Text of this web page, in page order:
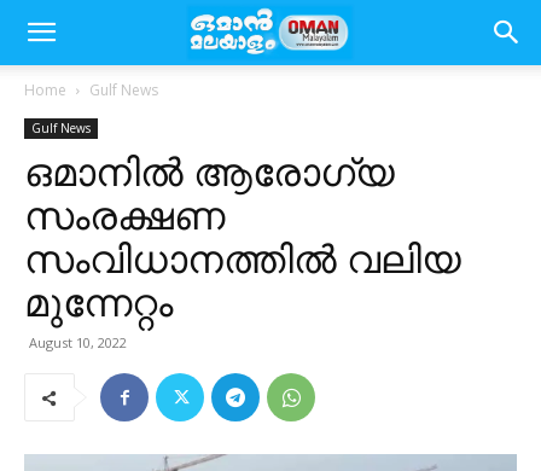
Home Gulf News
Gulf News
ഒമാനിൽ ആരോഗ്യ
സംരക്ഷണ
സംവിധാനത്തിൽ വലിയ
മുന്നേറ്റം
August 10, 2022